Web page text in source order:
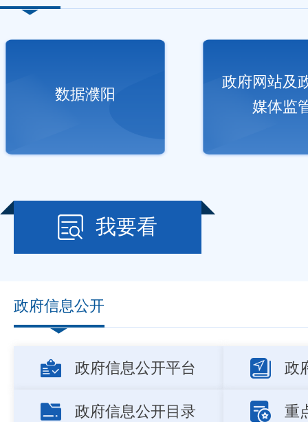
数据濮阳
政府网站及
媒体监
我要看
政府信息公开
政府信息公开平台 政
政府信息公开目录 重